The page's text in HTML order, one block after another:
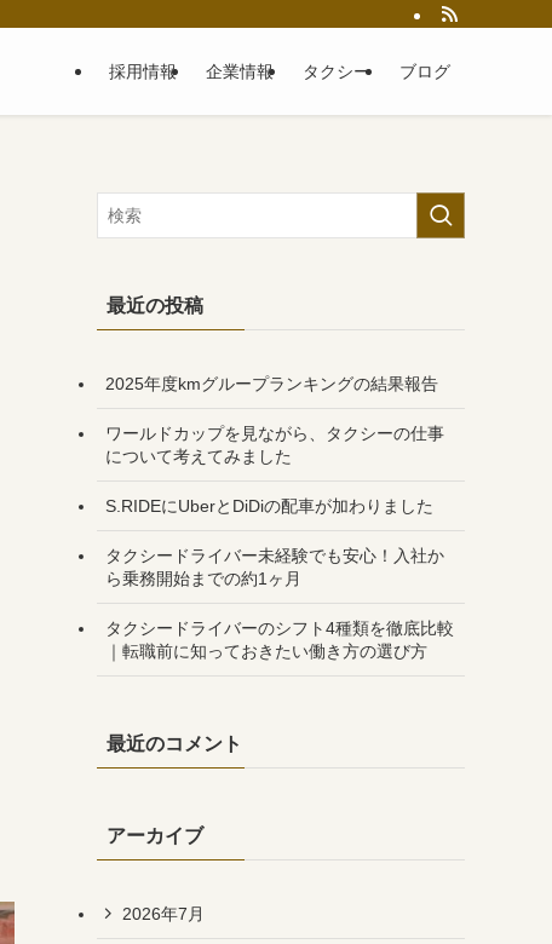
採用情報 企業情報 タクシー ブログ
最近の投稿
2025年度kmグループランキングの結果報告
ワールドカップを見ながら、タクシーの仕事
について考えてみました
S.RIDEにUberとDiDiの配車が加わりました
タクシードライバー未経験でも安心！入社か
ら乗務開始までの約1ヶ月
タクシードライバーのシフト4種類を徹底比較
｜転職前に知っておきたい働き方の選び方
最近のコメント
アーカイブ
2026年7月